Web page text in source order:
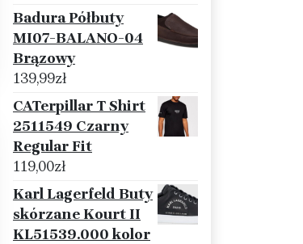
Badura Półbuty
MI07-BALANO-04
Brązowy
139,99zł
CATerpillar T Shirt
2511549 Czarny
Regular Fit
119,00zł
Karl Lagerfeld Buty
skórzane Kourt II
KL51539.000 kolor